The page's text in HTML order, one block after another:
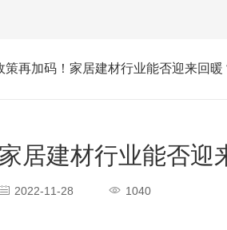
策再加码！家居建材行业能否迎来回暖
居建材行业能否迎
2022-11-28 1040